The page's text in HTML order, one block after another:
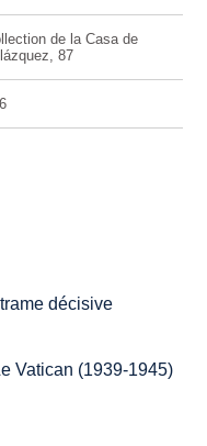
de la Casa de
87
décisive
Vatican (1939-1945)